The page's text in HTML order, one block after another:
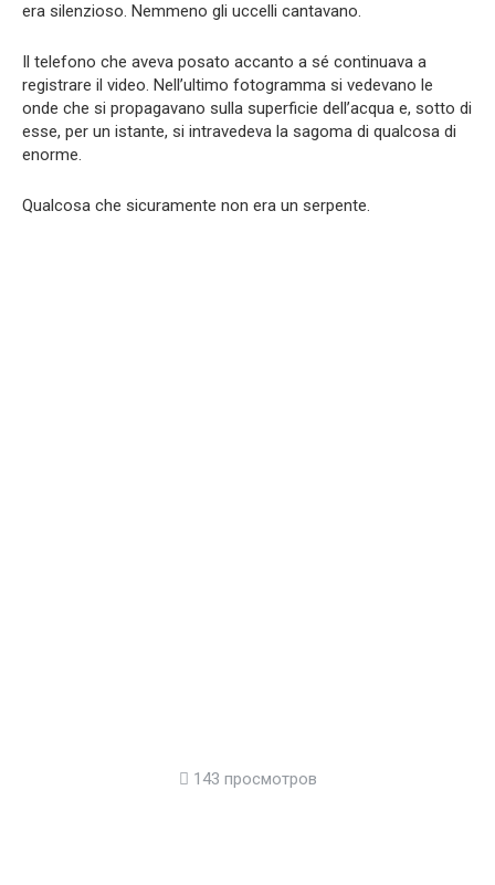
era silenzioso. Nemmeno gli uccelli cantavano.
Il telefono che aveva posato accanto a sé continuava a
registrare il video. Nell’ultimo fotogramma si vedevano le
onde che si propagavano sulla superficie dell’acqua e, sotto di
esse, per un istante, si intravedeva la sagoma di qualcosa di
enorme.
Qualcosa che sicuramente non era un serpente.
143 просмотров